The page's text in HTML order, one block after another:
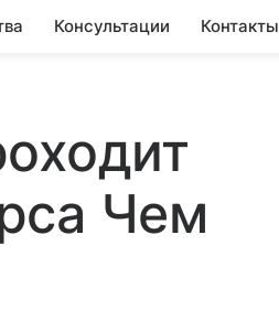
Консультации Контакты
Чем